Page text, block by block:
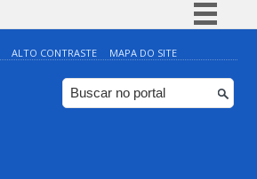
Simplifique!
Comunica BR
Participe
ALTO CONTRASTE MAPA DO SITE